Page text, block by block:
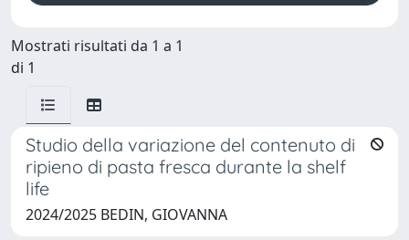
Mostrati risultati da 1 a 1
di 1
Studio della variazione del contenuto di
ripieno di pasta fresca durante la shelf
life
2024/2025 BEDIN, GIOVANNA